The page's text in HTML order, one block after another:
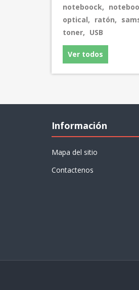
noteboock,
optical, ratón,
toner, USB
Ver todos
Información
Mapa del sitio
Contactenos